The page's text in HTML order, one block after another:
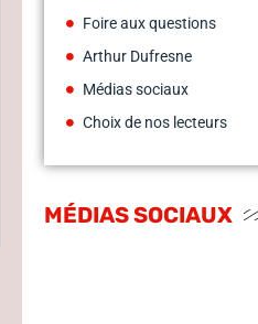
Foire aux questions
Arthur Dufresne
Médias sociaux
Choix de nos lecteurs
MÉDIAS SOCIAUX